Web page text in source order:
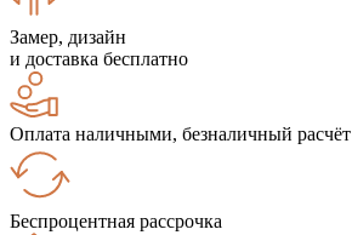
Замер, дизайн
и доставка бесплатно
Оплата наличными, безналичный расчёт
Беспроцентная рассрочка